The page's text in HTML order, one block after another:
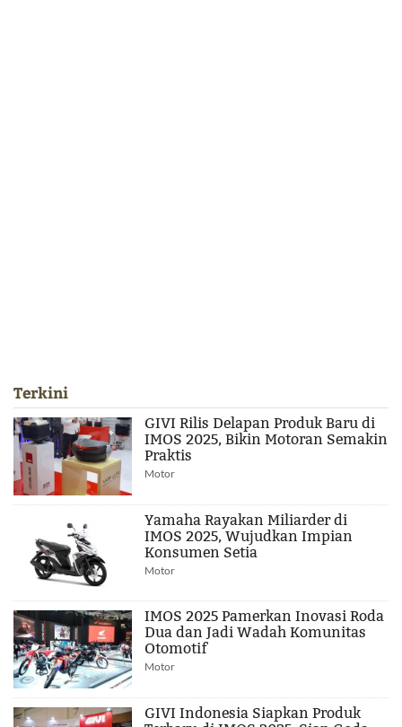
Terkini
GIVI Rilis Delapan Produk Baru di
IMOS 2025, Bikin Motoran Semakin
Praktis
Motor
Yamaha Rayakan Miliarder di
IMOS 2025, Wujudkan Impian
Konsumen Setia
Motor
IMOS 2025 Pamerkan Inovasi Roda
Dua dan Jadi Wadah Komunitas
Otomotif
Motor
GIVI Indonesia Siapkan Produk